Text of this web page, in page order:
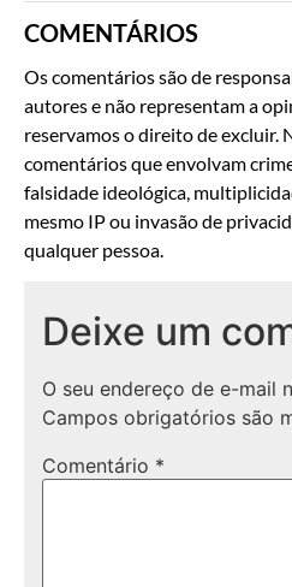
COMENTÁRIOS
Os comentários são de
autores e não representam a
reservamos o direito de excluir.
comentários que envolvam
falsidade ideológica,
mesmo IP ou invasão de
qualquer pessoa.
Deixe um
O seu endereço de e-mail
Campos obrigatórios são
Comentário *